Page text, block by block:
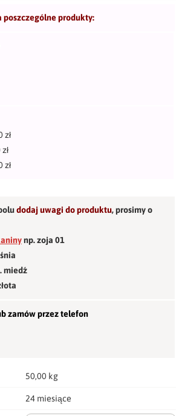
poszczególne produkty:
zł
zł
dodaj uwagi do produktu,prosimy o
np. zoja 01
miedź
zamów przez telefon
50,00 kg
24 miesiące